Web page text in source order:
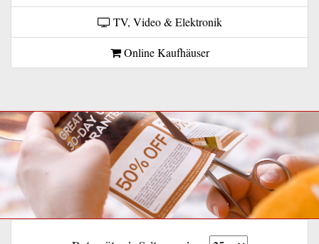
TV, Video & Elektronik
Online Kaufhäuser